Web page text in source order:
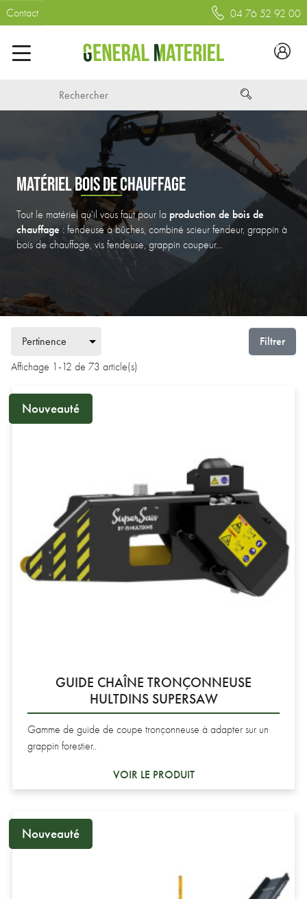
Contact 04 76 52 92 00
MATÉRIEL BOIS DE CHAUFFAGE
Tout le matériel qu'il vous faut pour la production de bois de
chauffage : fendeuse à bûches, combiné scieur fendeur, grappin à
bois de chauffage, vis fendeuse, grappin coupeur...
Filtrer
Affichage 1-12 de 73 article(s)
GUIDE CHAÎNE TRONÇONNEUSE
HULTDINS SUPERSAW
Gamme de guide de coupe tronçonneuse à adapter sur un
grappin forestier..
VOIR LE PRODUIT
Nouveauté
Nouveauté